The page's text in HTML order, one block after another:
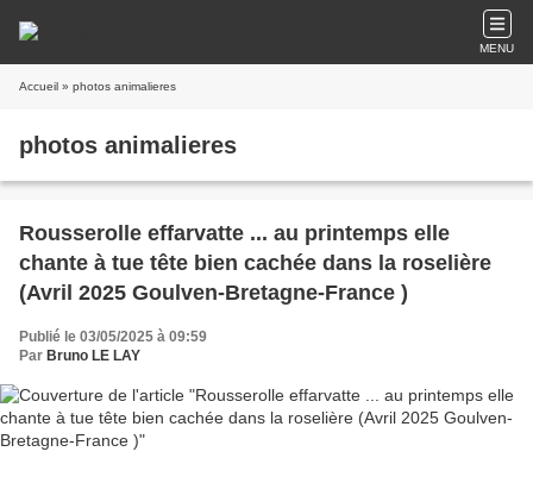
MENU
Accueil » photos animalieres
photos animalieres
Rousserolle effarvatte ... au printemps elle
chante à tue tête bien cachée dans la roselière
(Avril 2025 Goulven-Bretagne-France )
Publié le 03/05/2025 à 09:59
Par Bruno LE LAY